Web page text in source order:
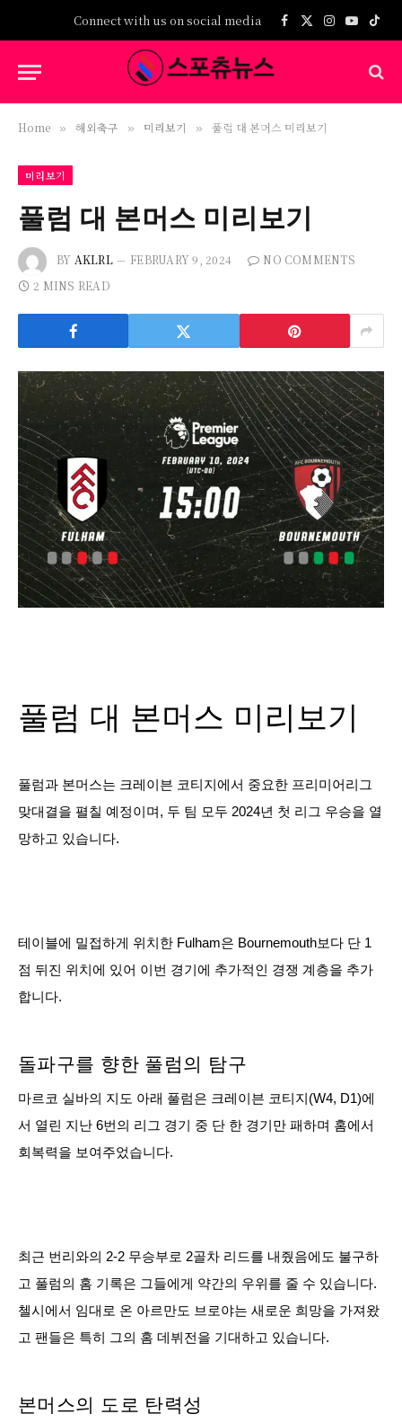
Connect with us on social media Facebook
X
Instagram
Home » 해외축구 » 미리보기 » 풀럼 대 본머스 미리보기
미리보기
풀럼 대 본머스 미리보기
BY AKLRL FEBRUARY 9, 2024
NO COMMENTS
2 MINS READ
풀럼 대 본머스 미리보기
풀럼과 본머스는 크레이븐 코티지에서 중요한 프리미어리그
맞대결을 펼칠 예정이며, 두 팀 모두 2024년 첫 리그 우승을 열
망하고 있습니다.
테이블에 밀접하게 위치한 Fulham은 Bournemouth보다 단 1
점 뒤진 위치에 있어 이번 경기에 추가적인 경쟁 계층을 추가
합니다.
돌파구를 향한 풀럼의 탐구
마르코 실바의 지도 아래 풀럼은 크레이븐 코티지(W4, D1)에
서 열린 지난 6번의 리그 경기 중 단 한 경기만 패하며 홈에서
회복력을 보여주었습니다.
최근 번리와의 2-2 무승부로 2골차 리드를 내줬음에도 불구하
고 풀럼의 홈 기록은 그들에게 약간의 우위를 줄 수 있습니다.
첼시에서 임대로 온 아르만도 브로야는 새로운 희망을 가져왔
고 팬들은 특히 그의 홈 데뷔전을 기대하고 있습니다.
본머스의 도로 탄력성